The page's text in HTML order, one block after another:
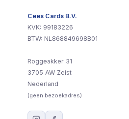
Cees Cards B.V.
KVK: 99183226
BTW: NL868849698B01
Roggeakker 31
3705 AW Zeist
Nederland
(geen bezoekadres)